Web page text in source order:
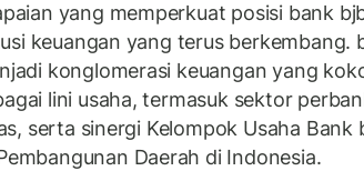
yang memperkuat posisi bank
keuangan yang terus berkembang.
konglomerasi keuangan yang
lini usaha, termasuk sektor
serta sinergi Kelompok Usaha Bank
Daerah di Indonesia.